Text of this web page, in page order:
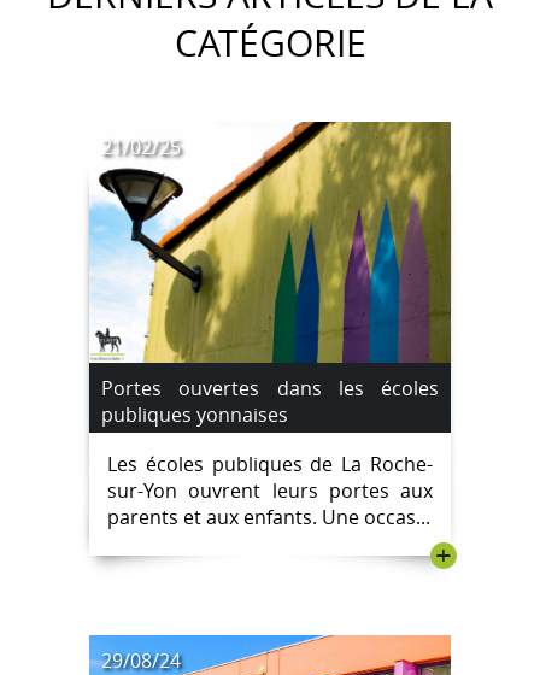
CATÉGORIE
21/02/25
Portes ouvertes dans les écoles
publiques yonnaises
Les écoles publiques de La Roche-
sur-Yon ouvrent leurs portes aux
parents et aux enfants. Une occas...
+
29/08/24